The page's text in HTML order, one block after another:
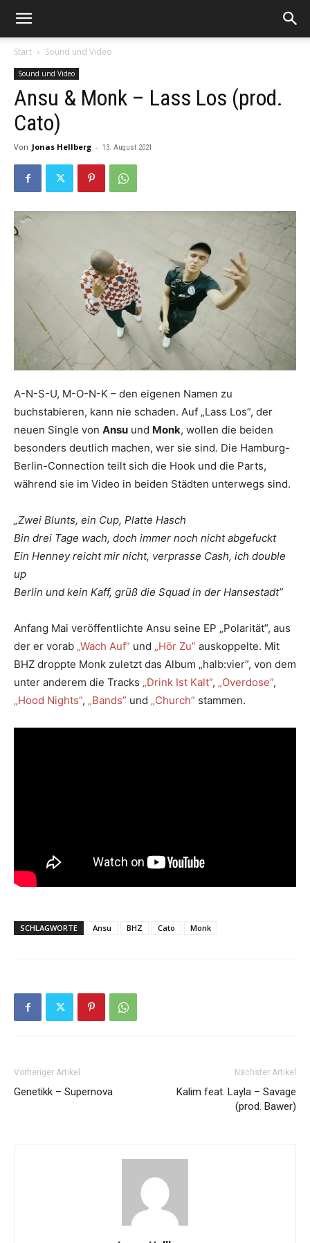
Start Sound und Video
Sound und Video
Ansu & Monk – Lass Los (prod.
Cato)
Von Jonas Hellberg - 13. August 2021
A-N-S-U, M-O-N-K – den eigenen Namen zu
buchstabieren, kann nie schaden. Auf „Lass Los”, der
neuen Single von Ansu und Monk, wollen die beiden
besonders deutlich machen, wer sie sind. Die Hamburg-
Berlin-Connection teilt sich die Hook und die Parts,
während sie im Video in beiden Städten unterwegs sind.
„Zwei Blunts, ein Cup, Platte Hasch
Bin drei Tage wach, doch immer noch nicht abgefuckt
Ein Henney reicht mir nicht, verprasse Cash, ich double
up
Berlin und kein Kaff, grüß die Squad in der Hansestadt”
Anfang Mai veröffentlichte Ansu seine EP „Polarität”, aus
der er vorab „Wach Auf” und „Hör Zu” auskoppelte. Mit
BHZ droppte Monk zuletzt das Album „halb:vier”, von dem
unter anderem die Tracks „Drink Ist Kalt”, „Overdose”,
„Hood Nights”, „Bands” und „Church” stammen.
SCHLAGWORTE Ansu BHZ Cato Monk
Vorheriger Artikel
Genetikk – Supernova
Nächster Artikel
Kalim feat. Layla – Savage
(prod. Bawer)